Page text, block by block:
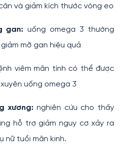
và giảm kích thước vòng eo
gan: uống omega 3 thường
mỡ gan hiệu quả
viêm mãn tính có thể được
uống omega 3
xương:nghiên cứu cho thấy
hỗ trợ giảm nguy cơ xảy ra
nữ tuổi mãn kinh.